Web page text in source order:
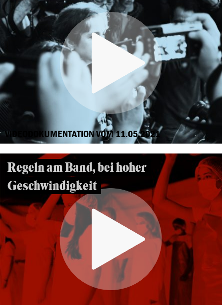
VIDEODOKUMENTATION VOM 11.05.2021
Regeln am Band, bei hoher
Geschwindigkeit